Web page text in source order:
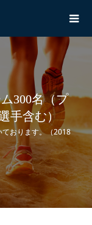
300名（プ
手含む）
おります。（2018